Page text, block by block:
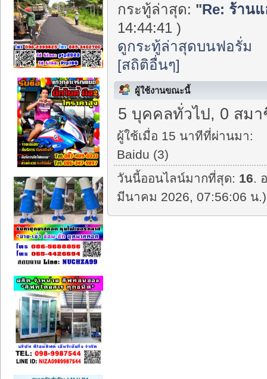
กระทู้ล่าสุด: "Re: ร้าน
14:44:41 )
ดูกระทู้ล่าสุดบนฟอรั่ม
[สถิติอื่นๆ]
ผู้ใช้งานขณะนี้
5 บุคคลทั่วไป, 0 สมา
ผู้ใช้เมื่อ 15 นาทีที่ผ่านมา:
Baidu (3)
วันนี้ออนไลน์มากที่สุด: 16.
มีนาคม 2026, 07:56:06 น.)